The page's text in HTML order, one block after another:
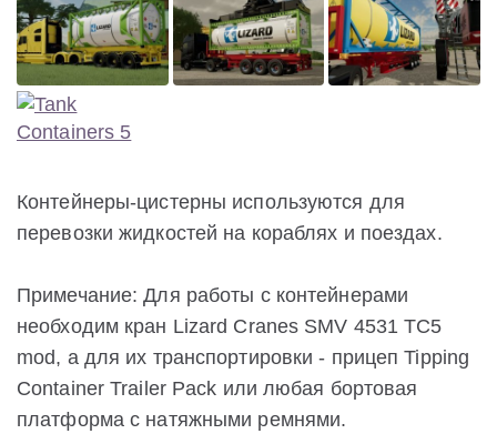
Контейнеры-цистерны используются для
перевозки жидкостей на кораблях и поездах.
Примечание: Для работы с контейнерами
необходим кран Lizard Cranes SMV 4531 TC5
mod, а для их транспортировки - прицеп Tipping
Container Trailer Pack или любая бортовая
платформа с натяжными ремнями.